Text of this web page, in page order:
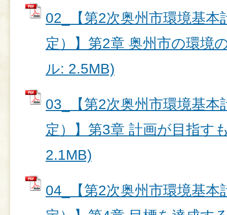
02_【第2次奥州市環境基本
定）】第2章 奥州市の環境
ル: 2.5MB)
03_【第2次奥州市環境基本
定）】第3章 計画が目指す
2.1MB)
04_【第2次奥州市環境基本